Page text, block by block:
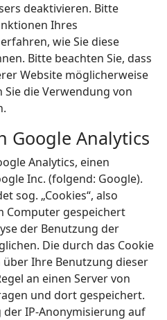
deaktivieren. Bitte
Ihres
wie Sie diese
Bitte beachten Sie, dass
Website möglicherweise
die Verwendung von
Google Analytics
Analytics, einen
Inc. (folgend: Google).
sog. „Cookies“, also
Computer gespeichert
der Benutzung der
Die durch das Cookie
Ihre Benutzung dieser
an einen Server von
und dort gespeichert.
IP-Anonymisierung auf